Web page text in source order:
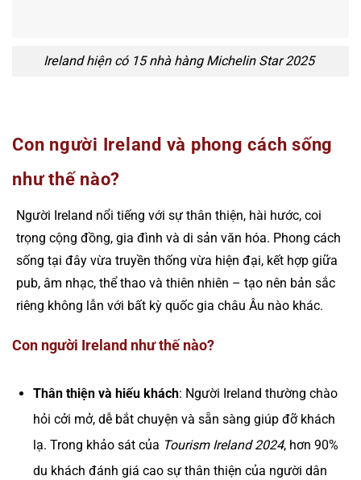
Ireland hiện có 15 nhà hàng Michelin Star 2025
Con người Ireland và phong cách sống
như thế nào?
Người Ireland nổi tiếng với sự thân thiện, hài hước, coi
trọng cộng đồng, gia đình và di sản văn hóa. Phong cách
sống tại đây vừa truyền thống vừa hiện đại, kết hợp giữa
pub, âm nhạc, thể thao và thiên nhiên – tạo nên bản sắc
riêng không lẫn với bất kỳ quốc gia châu Âu nào khác.
Con người Ireland như thế nào?
Thân thiện và hiếu khách: Người Ireland thường chào
hỏi cởi mở, dễ bắt chuyện và sẵn sàng giúp đỡ khách
lạ. Trong khảo sát của Tourism Ireland 2024, hơn 90%
du khách đánh giá cao sự thân thiện của người dân